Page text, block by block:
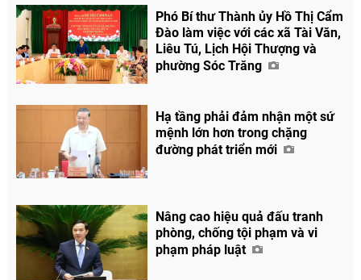
Chia sẻ
Phó Bí thư Thành ủy Hồ Thị Cẩm
Đào làm việc với các xã Tài Văn,
Liêu Tú, Lịch Hội Thượng và
phường Sóc Trăng
Hạ tầng phải đảm nhận một sứ
mệnh lớn hơn trong chặng
đường phát triển mới
Nâng cao hiệu quả đấu tranh
phòng, chống tội phạm và vi
phạm pháp luật